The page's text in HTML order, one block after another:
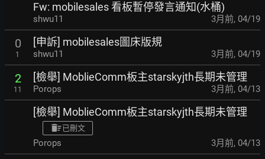
Fw: mobilesales 看板暫停發言通知(水桶)
shwu11 3月前, 04/19
0
1
[申訴] mobilesales圖床版規
shwu11 3月前, 04/19
2
11
[檢舉] MoblieComm板主starskyjth長期未管理
Porops 3月前, 04/13
[檢舉] MoblieComm板主starskyjth長期未管理
已刪文
Porops 3月前, 04/13